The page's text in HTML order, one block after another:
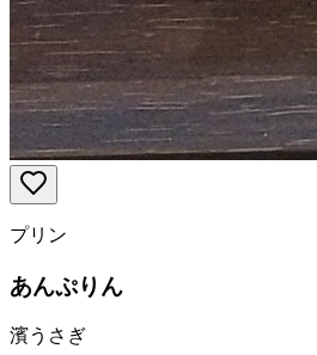
プリン
あんぷりん
濱うさぎ